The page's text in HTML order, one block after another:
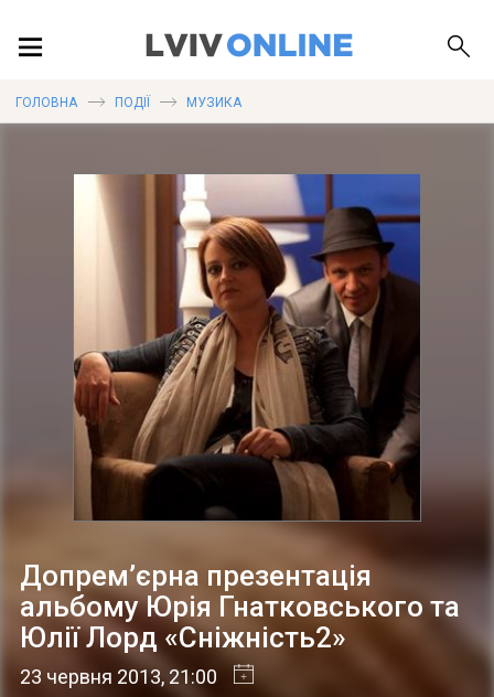
ПУБЛІКАЦІЇ
ДОВІДКА
ГОЛОВНА ПОДІЇ МУЗИКА
Допрем’єрна презентація
альбому Юрія Гнатковського та
Юлії Лорд «Сніжність2»
23 червня 2013, 21:00